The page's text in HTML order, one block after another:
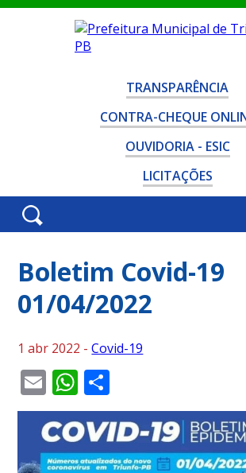
TRANSPARÊNCIA
CONTRA-CHEQUE
OUVIDORIA - ESIC
LICITAÇÕES
Boletim Covid-19
01/04/2022
1 abr 2022 -Covid-19
EmailWhatsApp